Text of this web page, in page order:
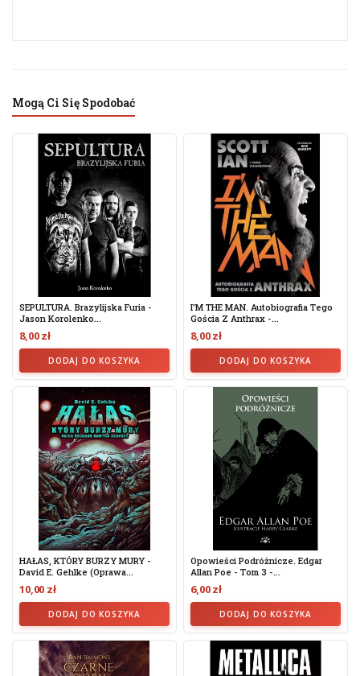
Mogą Ci Się Spodobać
SEPULTURA. Brazylijska Furia -
Jason Korolenko...
8,00 zł
DODAJ DO KOSZYKA
I'M THE MAN. Autobiografia Tego
Gościa Z Anthrax -...
8,00 zł
DODAJ DO KOSZYKA
HAŁAS, KTÓRY BURZY MURY -
David E. Gehlke (Oprawa...
10,00 zł
DODAJ DO KOSZYKA
Opowieści Podróżnicze. Edgar
Allan Poe - Tom 3 -...
6,00 zł
DODAJ DO KOSZYKA